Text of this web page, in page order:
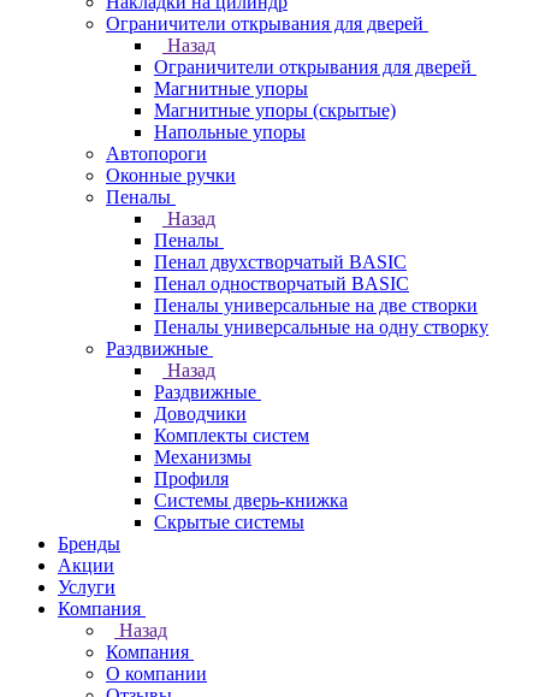
Ограничители открывания для дверей
Назад
Ограничители открывания для дверей
Магнитные упоры
Магнитные упоры (скрытые)
Напольные упоры
Автопороги
Оконные ручки
Пеналы
Назад
Пеналы
Пенал двухстворчатый BASIC
Пенал одностворчатый BASIC
Пеналы универсальные на две створки
Пеналы универсальные на одну створку
Раздвижные
Назад
Раздвижные
Доводчики
Комплекты систем
Механизмы
Профиля
Системы дверь-книжка
Скрытые системы
Бренды
Акции
Услуги
Компания
Назад
Компания
О компании